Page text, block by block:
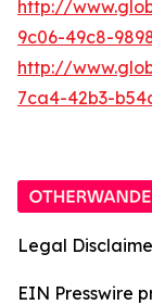
http://
9c06-49c8-
http://
7ca4-42b3-
Legal
EIN Presswire